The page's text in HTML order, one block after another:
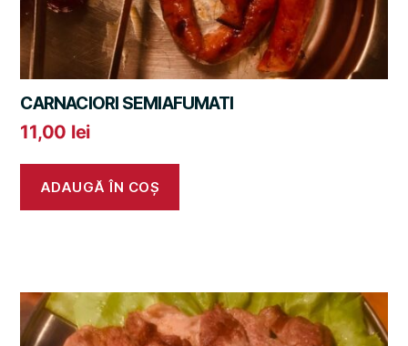
CARNACIORI SEMIAFUMATI
11,00 lei
ADAUGĂ ÎN COȘ